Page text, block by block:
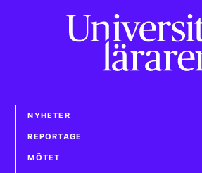
NYHETER
REPORTAGE
MÖTET